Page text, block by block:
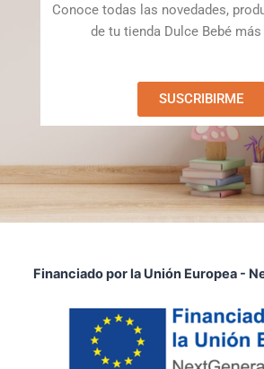
Conoce todas las novedades,
de tu tienda Dulce Bebé
SUSCRIBIRME
Financiado por la Unión Europea -